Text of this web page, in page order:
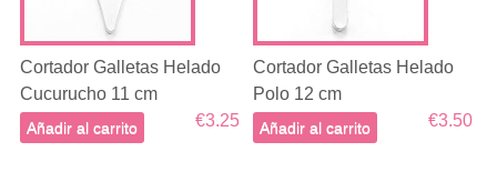
Cortador Galletas Helado
Cucurucho 11 cm
€3.25
Añadir al carrito
Cortador Galletas Helado
Polo 12 cm
€3.50
Añadir al carrito